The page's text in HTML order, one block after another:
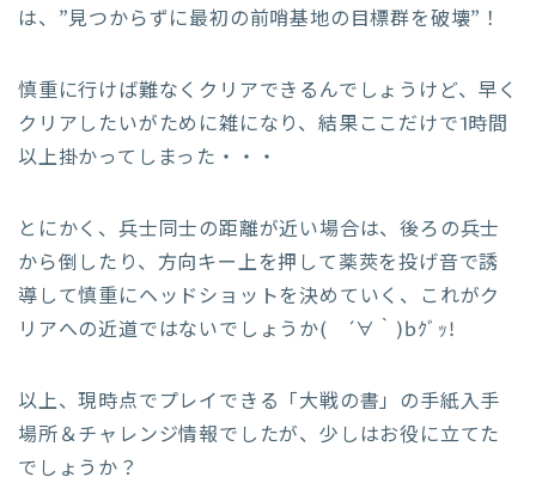
は、”見つからずに最初の前哨基地の目標群を破壊”！
慎重に行けば難なくクリアできるんでしょうけど、早く
クリアしたいがために雑になり、結果ここだけで1時間
以上掛かってしまった・・・
とにかく、兵士同士の距離が近い場合は、後ろの兵士
から倒したり、方向キー上を押して薬莢を投げ音で誘
導して慎重にヘッドショットを決めていく、これがク
リアへの近道ではないでしょうか( ´∀｀)bｸﾞｯ!
以上、現時点でプレイできる「大戦の書」の手紙入手
場所＆チャレンジ情報でしたが、少しはお役に立てた
でしょうか？